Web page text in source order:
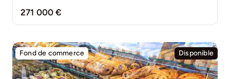
271 000 €
Fond de commerce Disponible